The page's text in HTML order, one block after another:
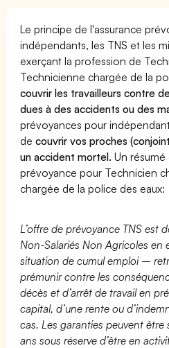
Le principe de l'assurance
indépendants, les TNS et les
exerçant la profession de
Technicienne chargée de la
couvrir les travailleurs contre
dues à des accidents ou des
prévoyances pour
decouvrir vos proches
un accident mortel. Un résumé
prévoyance pour Technicien
chargée de la police des eaux:
L’offre de prévoyance TNS est
Non-Salariés Non Agricoles en
situation de cumul emploi –
prémunir contre les
décès et d’arrêt de travail en
capital, d’une rente ou
cas. Les garanties peuvent être
ans sous réserve d’être en